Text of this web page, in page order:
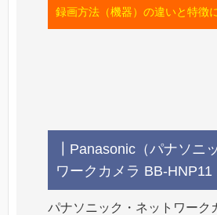
録画方法（機器）の違いと特徴
┃Panasonic（パナソニ
ワークカメラ BB-HNP11
パナソニック・ネットワーク